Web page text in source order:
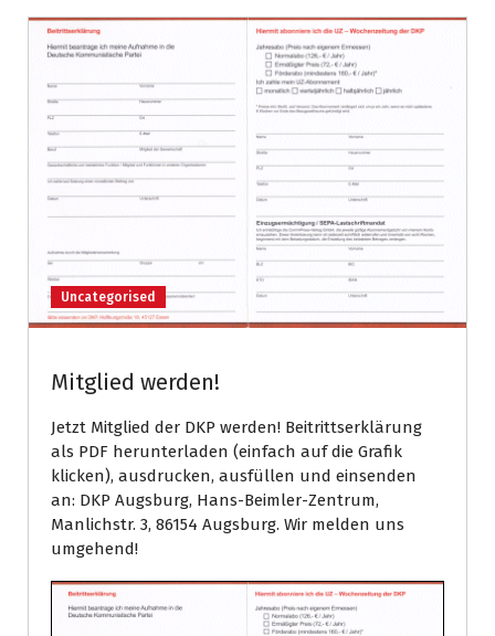
Uncategorised
Mitglied werden!
Jetzt Mitglied der DKP werden! Beitrittserklärung
als PDF herunterladen (einfach auf die Grafik
klicken), ausdrucken, ausfüllen und einsenden
an: DKP Augsburg, Hans-Beimler-Zentrum,
Manlichstr. 3, 86154 Augsburg. Wir melden uns
umgehend!